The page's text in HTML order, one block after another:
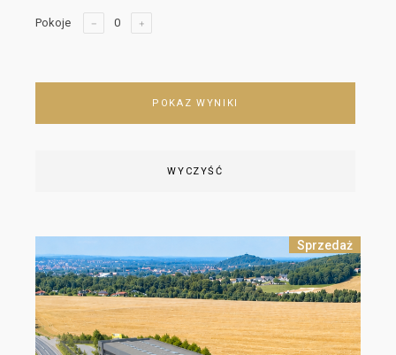
Pokoje
POKAZ WYNIKI
WYCZYŚĆ
Sprzedaż